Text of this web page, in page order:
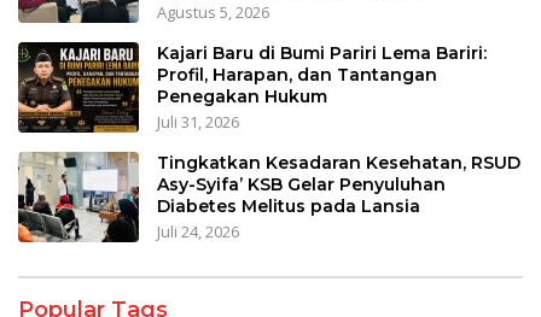
Agustus 5, 2026
Kajari Baru di Bumi Pariri Lema Bariri:
Profil, Harapan, dan Tantangan
Penegakan Hukum
Juli 31, 2026
Tingkatkan Kesadaran Kesehatan, RSUD
Asy-Syifa’ KSB Gelar Penyuluhan
Diabetes Melitus pada Lansia
Juli 24, 2026
Popular Tags